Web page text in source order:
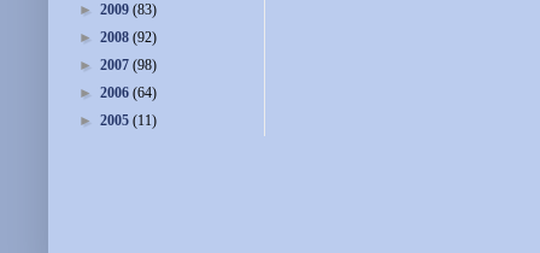
► 2009 (83)
► 2008 (92)
► 2007 (98)
► 2006 (64)
► 2005 (11)